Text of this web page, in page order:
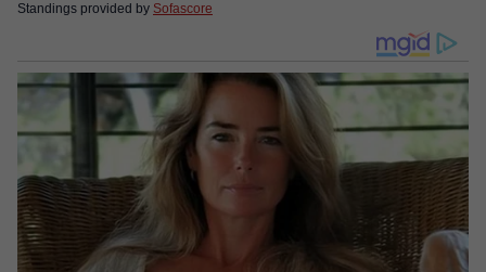
Standings provided by Sofascore